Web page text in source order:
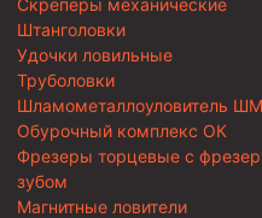
Штанголовки
Удочки ловильные
Труболовки
Шламометаллоуловитель
Обурочный комплекс ОК
Фрезеры торцевые с
зубом
Магнитные ловители